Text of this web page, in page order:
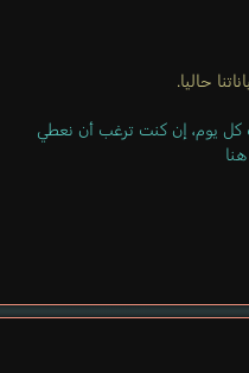
حاليا.
كل يوم، إن كنت ترغب أن نعطي